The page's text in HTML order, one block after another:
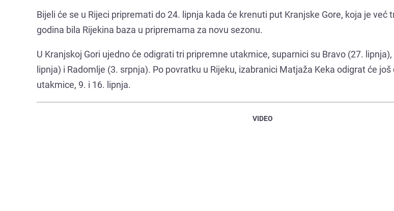
Bijeli će se u Rijeci pripremati do 24. lipnja kada će krenuti put Kranjske Gore, koja je već
godina bila Rijekina baza u pripremama za novu sezonu.
U Kranjskoj Gori ujedno će odigrati tri pripremne utakmice, suparnici su Bravo (27. lipnja),
lipnja) i Radomlje (3. srpnja). Po povratku u Rijeku, izabranici Matjaža Keka odigrat će
utakmice, 9. i 16. lipnja.
VIDEO